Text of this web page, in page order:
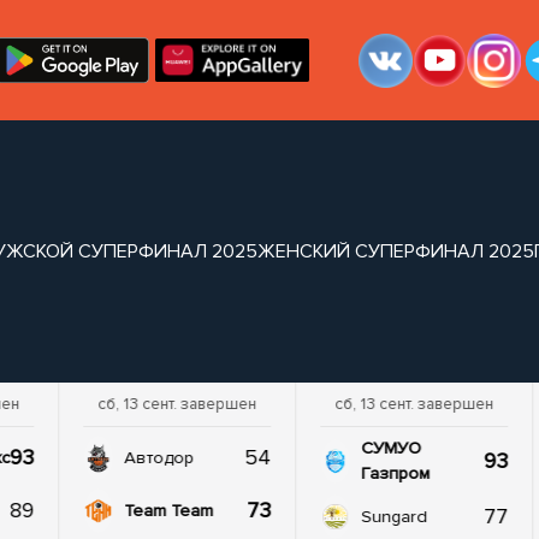
СУПЕРФИНАЛ 2025ЖЕНСКИЙ СУПЕРФИНАЛ 2025
93
89
сб, 13 сент. завершен
Автодор 54
Team Team 73
сб, 13 сент. завершен
СУМУО
Газпром
93
Sungard 77